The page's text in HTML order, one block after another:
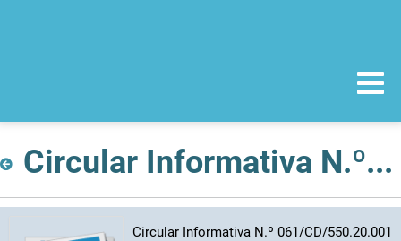
Circular Informativa N.º 061/CD/550.20.001 de 11/03/2019
Circular Informativa N.º 061/CD/550.20.001